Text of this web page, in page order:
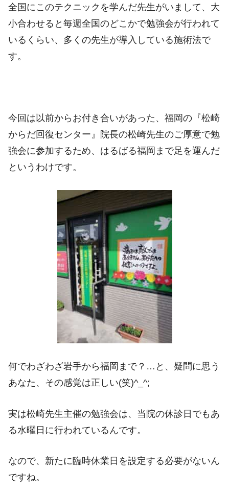
全国にこのテクニックを学んだ先生がいまして、大
小合わせると毎週全国のどこかで勉強会が行われて
いるくらい、多くの先生が導入している施術法で
す。
今回は以前からお付き合いがあった、福岡の『松崎
からだ回復センター』院長の松崎先生のご厚意で勉
強会に参加するため、はるばる福岡まで足を運んだ
というわけです。
何でわざわざ岩手から福岡まで？…と、疑問に思う
あなた、その感覚は正しい(笑)^_^;
実は松崎先生主催の勉強会は、当院の休診日でもあ
る水曜日に行われているんです。
なので、新たに臨時休業日を設定する必要がないん
ですね。